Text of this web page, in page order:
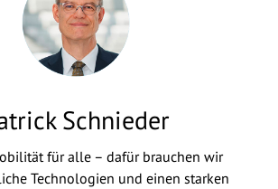
Schnieder
für alle – dafür brauchen wir
Technologien und einen starken